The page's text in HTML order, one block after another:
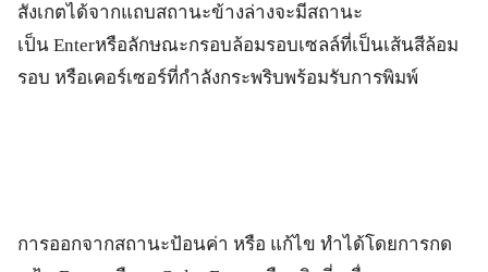
สังเกตได้จากแถบสถานะข้างล่างจะมีสถานะ
เป็น Enterหรือลักษณะกรอบล้อมรอบเซลล์ที่เป็นเส้นสีล้อม
รอบ หรือเคอร์เซอร์ที่กำลังกระพริบพร้อมรับการพิมพ์
การออกจากสถานะป้อนค่า หรือ แก้ไข ทำได้โดยการกด